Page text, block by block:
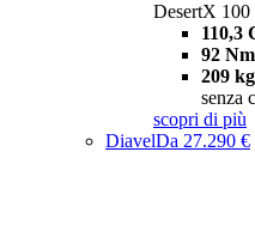
DesertX 100
110,3
92 Nm
209 kg
senza
scopri di più
DiavelDa 27.290 €